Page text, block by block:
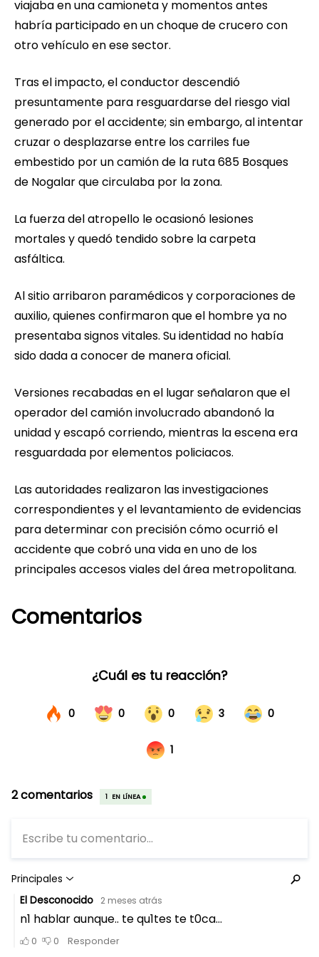
viajaba en una camioneta y momentos antes
habría participado en un choque de crucero con
otro vehículo en ese sector.
Tras el impacto, el conductor descendió
presuntamente para resguardarse del riesgo vial
generado por el accidente; sin embargo, al intentar
cruzar o desplazarse entre los carriles fue
embestido por un camión de la ruta 685 Bosques
de Nogalar que circulaba por la zona.
La fuerza del atropello le ocasionó lesiones
mortales y quedó tendido sobre la carpeta
asfáltica.
Al sitio arribaron paramédicos y corporaciones de
auxilio, quienes confirmaron que el hombre ya no
presentaba signos vitales. Su identidad no había
sido dada a conocer de manera oficial.
Versiones recabadas en el lugar señalaron que el
operador del camión involucrado abandonó la
unidad y escapó corriendo, mientras la escena era
resguardada por elementos policiacos.
Las autoridades realizaron las investigaciones
correspondientes y el levantamiento de evidencias
para determinar con precisión cómo ocurrió el
accidente que cobró una vida en uno de los
principales accesos viales del área metropolitana.
Comentarios